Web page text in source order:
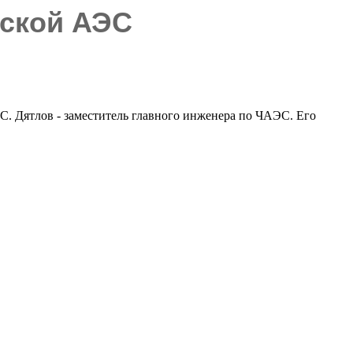
АЭС
Дятлов - заместитель главного инженера по ЧАЭС. Его